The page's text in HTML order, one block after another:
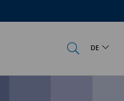
DE